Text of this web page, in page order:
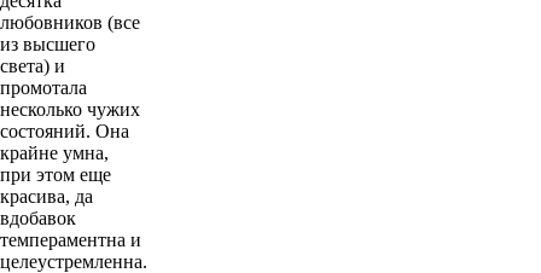
любовников (все
из высшего
света) и
промотала
несколько чужих
состояний. Она
крайне умна,
при этом еще
красива, да
вдобавок
темпераментна и
целеустремленна.